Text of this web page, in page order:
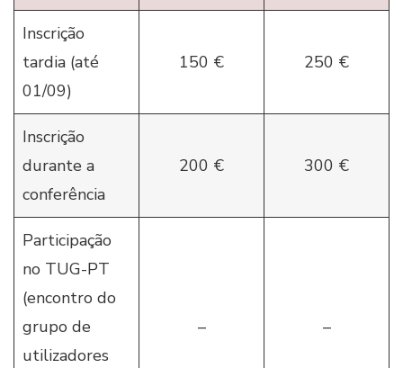
Inscrição
tardia (até
01/09)
150 € 250 €
Inscrição
durante a
conferência
200 € 300 €
Participação
no TUG-PT
(encontro do
grupo de
utilizadores
– –